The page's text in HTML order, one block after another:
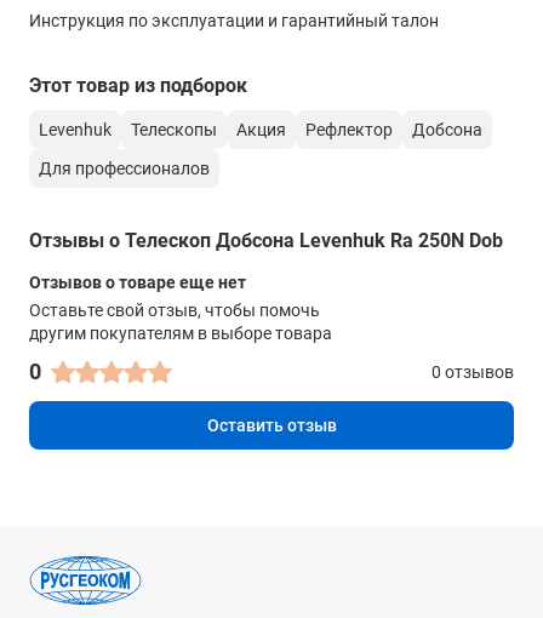
консультантом.
f/5
14,7
Окуляры в комплекте
Plössl 9 мм (138х), Super View 30 мм (41х)
Посадочный диаметр окуляров, дюймов
1,25/2
Экранирование объектива: по площади
25%
Искатель
Инструкция по эксплуатации и гарантийный талон
Этот товар из подборок
Levenhuk Телескопы Акция Рефлектор
Добсона
Для профессионалов
Отзывы о Телескоп Добсона Levenhuk Ra 250N Dob
Отзывов о товаре еще нет
Оставьте свой отзыв, чтобы помочь
другим покупателям в выборе товара
0 0 отзывов
Оставить отзыв